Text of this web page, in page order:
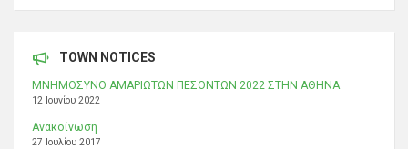
TOWN NOTICES
ΜΝΗΜΟΣΥΝΟ ΑΜΑΡΙΩΤΩΝ ΠΕΣΟΝΤΩΝ 2022 ΣΤΗΝ ΑΘΗΝΑ
12 Ιουνίου 2022
Ανακοίνωση
27 Ιουλίου 2017